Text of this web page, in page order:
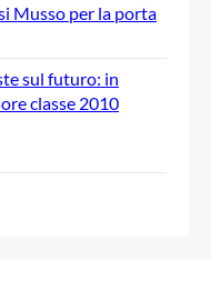
Musso per la porta
sul futuro: in
classe 2010